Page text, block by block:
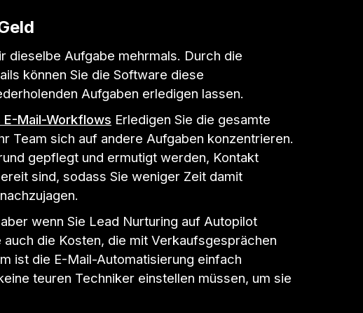
dieselbe Aufgabe mehrmals. Durch die
können Sie die Software diese
Aufgaben erledigen lassen.
Mail-Workflows Erledigen Sie die gesamte
Team sich auf andere Aufgaben konzentrieren.
gepflegt und ermutigt werden, Kontakt
sind, sodass Sie weniger Zeit damit
wenn Sie Lead Nurturing auf Autopilot
auch die Kosten, die mit Verkaufsgesprächen
ist die E-Mail-Automatisierung einfach
teuren Techniker einstellen müssen, um sie